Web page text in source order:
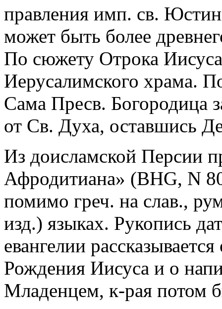
правления имп. св.
может быть более
По сюжету Отрока
Иерусалимского храма.
Сама Пресв. Богородица
от Св. Духа, оставшись
Из доисламской Персии
Афродитиана» (BHG, N
помимо греч. на слав.,
изд.) языках. Рукопись
евангелии
Рождения Иисуса и о
Младенцем, к-рая потом